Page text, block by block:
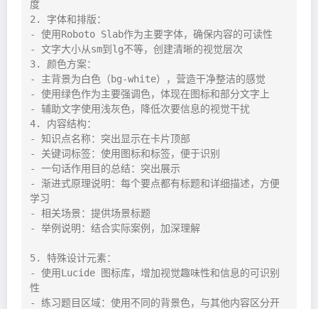
度
2. 字体和排版：
- 使用Roboto Slab作为主要字体，确保内容的可读性
- 文字大小从sm到lg不等，创建清晰的视觉层次
3. 颜色方案：
- 主背景为白色（bg-white），营造干净整洁的感觉
- 使用绿色作为主要强调色，体现在图标和部分文字上
- 辅助文字使用浅灰色，降低次要信息的视觉干扰
4. 内容结构：
- 知识点名称：突出显示在卡片顶部
- 关键词标签：使用图标和标签，便于识别
- 一句话作用目的总结：突出展示
- 渐进式原理说明：每个要点都有标题和详细描述，方便
学习
- 相关场景：提供场景标题
- 举例说明：结合实际案例，加深理解
5. 特殊设计元素：
- 使用Lucide 图标库，增加视觉趣味性和信息的可识别
性
- 练习题目区域：使用不同的背景色，与其他内容区分开